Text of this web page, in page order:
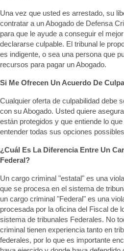
Una vez que usted es arrestado, su
contratar a un Abogado de Defensa
para que le ayude a conseguir el
declararse culpable. El tribunal le
es indigente, o sea una persona que
recursos para pagar un Abogado.
Si Me Ofrecen Un Acuerdo De
Cualquier oferta de culpabilidad debe
con su Abogado. Usted quiere
están protegidos y que entiende lo
entender todas sus opciones
¿Cuál Es La Diferencia Entre Un
Federal?
Un cargo criminal "estatal" es una
que se procesa en el sistema de
un cargo criminal "Federal" es una
procesada por la oficina del Fiscal de
sistema de tribunales Federales. No
criminal tienen experiencia tanto en
federales, por lo que es importante